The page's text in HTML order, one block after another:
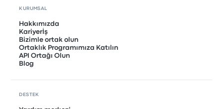
KURUMSAL
Hakkımızda
Kariyerİş
Bizimle ortak olun
Ortaklık Programımıza Katılın
API Ortağı Olun
Blog
DESTEK